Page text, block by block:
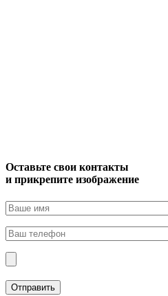
Оставьте свои контакты
и прикрепите изображение